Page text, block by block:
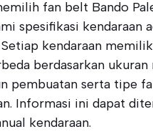
fan belt Bando
spesifikasi kendaraan
kendaraan
berdasarkan ukuran
pembuatan serta tipe
Informasi ini dapat
kendaraan.